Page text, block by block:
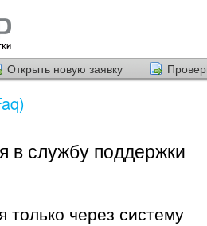
Открыть новую заявку
в службу поддержки
только через систему